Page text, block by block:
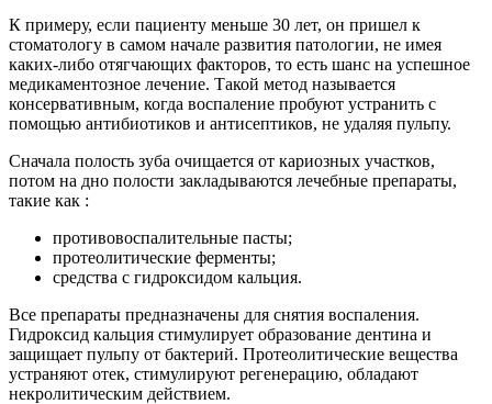
К примеру, если пациенту меньше 30 лет, он пришел к
стоматологу в самом начале развития патологии, не имея
каких-либо отягчающих факторов, то есть шанс на успешное
медикаментозное лечение. Такой метод называется
консервативным, когда воспаление пробуют устранить с
помощью антибиотиков и антисептиков, не удаляя пульпу.
Сначала полость зуба очищается от кариозных участков,
потом на дно полости закладываются лечебные препараты,
такие как :
противовоспалительные пасты;
протеолитические ферменты;
средства с гидроксидом кальция.
Все препараты предназначены для снятия воспаления.
Гидроксид кальция стимулирует образование дентина и
защищает пульпу от бактерий. Протеолитические вещества
устраняют отек, стимулируют регенерацию, обладают
некролитическим действием.